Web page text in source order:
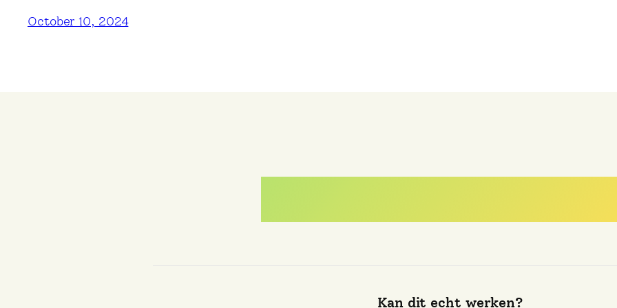
October 10, 2024
Kan dit echt werken?